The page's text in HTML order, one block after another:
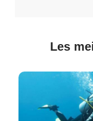
Les
de